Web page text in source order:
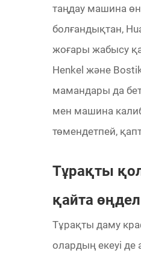
таңдау машина
болғандықтан,
жоғары жабысу
Henkel және
мамандары да
мен машина
төмендетпей,
Тұрақты
қайта
Тұрақты даму
олардың екеуі